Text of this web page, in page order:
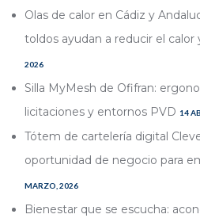
Olas de calor en Cádiz y
toldos ayudan a reducir el calor
2026
Silla MyMesh de Ofifran:
licitaciones y entornos PVD 14
Tótem de cartelería digital
oportunidad de negocio para
MARZO, 2026
Bienestar que se escucha: